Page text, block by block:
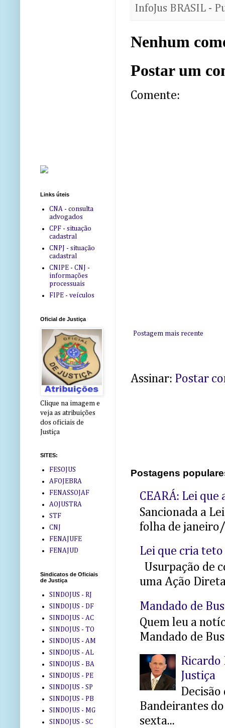
InfoJus BRASIL -
Nenhum
Postar um
Comente:
Postagem mais recente
Assinar: Postar
Postagens
CEARÁ: Lei
Sancionada a
folha de
Lei que cria
Usurpação de
uma Ação
Mandado de
Quem leu a
Mandado de
Ricardo
Justiça
Decisão
Bandeirantes
sexta...
Links úteis
CNA - consulta
advogados
CPF - situação
cadastral
CNPJ - situação
cadastral
CNIPE - CNJ -
informações
processuais
FIPE - veículos
Oficial de Justiça
Clique na imagem e
veja as atribuições
dos oficiais de
Justiça
SITES:
FESOJUS
AFOJEBRA
FENASSOJAF
AOJUSTRA
STF
CNJ
FENAJUFE
FENAJUD
Sindicatos de Oficiais
de Justiça
SINDOJUS - RJ
SINDOJUS - DF
SINDOJUS - AC
SINDOJUS - TO
SINDOJUS - AM
SINDOJUS - AL
SINDOJUS - BA
SINDOJUS - PE
SINDOJUS - SP
SINDOJUS - PB
SINDOJUS - MG
SINDOJUS - SC